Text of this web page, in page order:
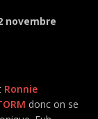
novembre
Ronnie
donc on se